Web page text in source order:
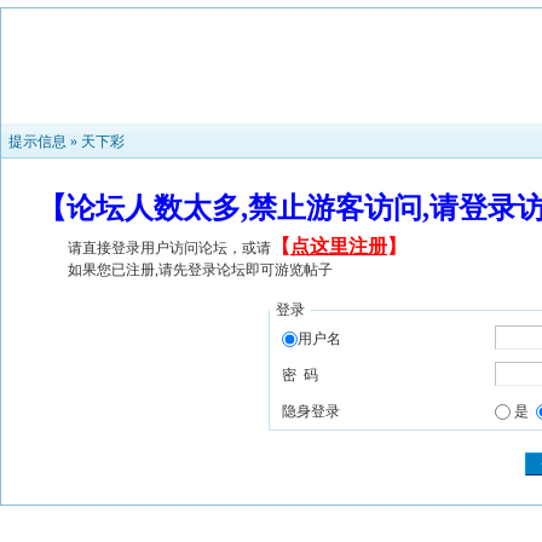
提示信息 » 天下彩
【论坛人数太多,禁止游客访问,请登
请直接登录用户访问论坛，或请 【 点这里注册】
如果您已注册,请先登录论坛即可游览帖子
登录
用户名
密 码
隐身登录 是